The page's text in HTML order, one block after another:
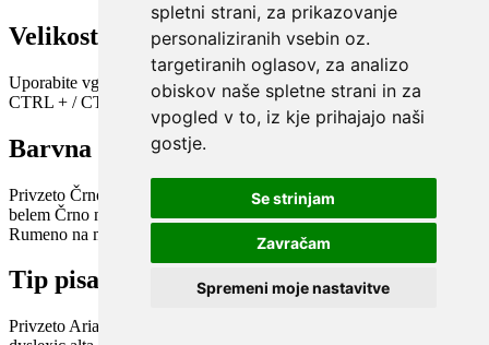
spletni strani, za prikazovanje
personaliziranih vsebin oz.
targetiranih oglasov, za analizo
obiskov naše spletne strani in za
vpogled v to, iz kje prihajajo naši
gostje.
Se strinjam
Zavračam
Spremeni moje nastavitve
Velikost pisave
Uporabite vgrajeno funkcijo brskalnika
CTRL + / CTRL -
Barvna shema
Privzeto Črno na belem Belo na črnem Črno na bež
belem Črno na zelenem Črno na rumenem Modro na rumenem
Rumeno na modrem
Turkizno na črnem Črno na vijoličnem
Tip pisave
Privzeto Arial